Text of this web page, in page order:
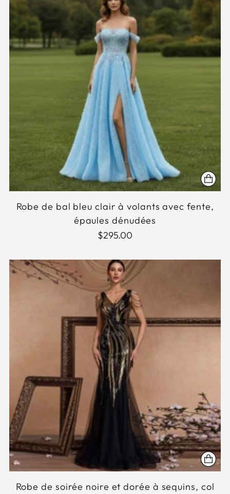
Robe de bal bleu clair à volants avec fente,
épaules dénudées
$295.00
Robe de soirée noire et dorée à sequins, col